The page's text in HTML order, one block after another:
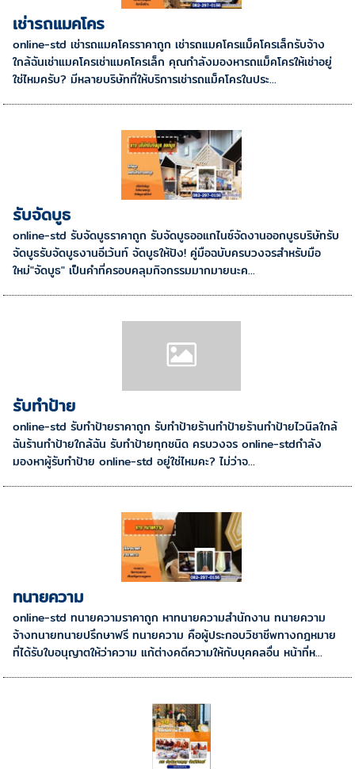
เช่ารถแมคโคร
online-std เช่ารถแมคโครราคาถูก เช่ารถแมคโครแม็คโครเล็กรับจ้าง
ใกล้ฉันเช่าแมคโครเช่าแมคโครเล็ก คุณกำลังมองหารถแม็คโครให้เช่าอยู่
ใช่ไหมครับ? มีหลายบริษัทที่ให้บริการเช่ารถแม็คโครในประ...
รับจัดบูธ
online-std รับจัดบูธราคาถูก รับจัดบูธออแกไนซ์จัดงานออกบูธบริษัทรับ
จัดบูธรับจัดบูธงานอีเว้นท์ จัดบูธให้ปัง! คู่มือฉบับครบวงจรสำหรับมือ
ใหม่"จัดบูธ" เป็นคำที่ครอบคลุมกิจกรรมมากมายนะค...
รับทำป้าย
online-std รับทำป้ายราคาถูก รับทำป้ายร้านทำป้ายร้านทําป้ายไวนิลใกล้
ฉันร้านทําป้ายใกล้ฉัน รับทำป้ายทุกชนิด ครบวงจร online-stdกำลัง
มองหาผู้รับทำป้าย online-std อยู่ใช่ไหมคะ? ไม่ว่าจ...
ทนายความ
online-std ทนายความราคาถูก หาทนายความสำนักงาน ทนายความ
จ้างทนายทนายปรึกษาฟรี ทนายความ คือผู้ประกอบวิชาชีพทางกฎหมาย
ที่ได้รับใบอนุญาตให้ว่าความ แก้ต่างคดีความให้กับบุคคลอื่น หน้าที่ห...